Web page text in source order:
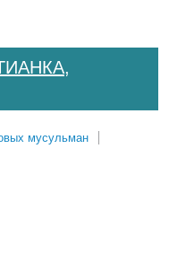
мусульман